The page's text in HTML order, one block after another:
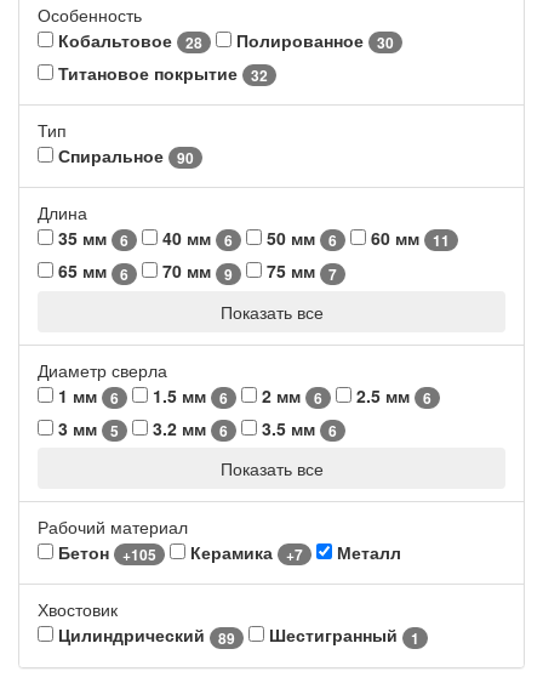
Особенность
Кобальтовое
28 Полированное 30
Титановое покрытие 32
Тип
Спиральное
90
Длина
35 мм
6 40 мм 6 50 мм 6 60 мм 11
65 мм 6 70 мм 9 75 мм 7
Показать все
Диаметр сверла
1 мм
6 1.5 мм 6 2 мм 6 2.5 мм 6
3 мм 5 3.2 мм 6 3.5 мм 6
Показать все
Рабочий материал
Бетон
+105 Керамика +7 Металл
Хвостовик
Цилиндрический
89 Шестигранный 1